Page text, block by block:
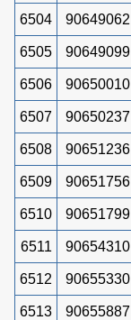
6504 90649062
6505 90649099
6506 90650010
6507 90650237
6508 90651236
6509 90651756
6510 90651799
6511 90654310
6512 90655330
6513 90655887